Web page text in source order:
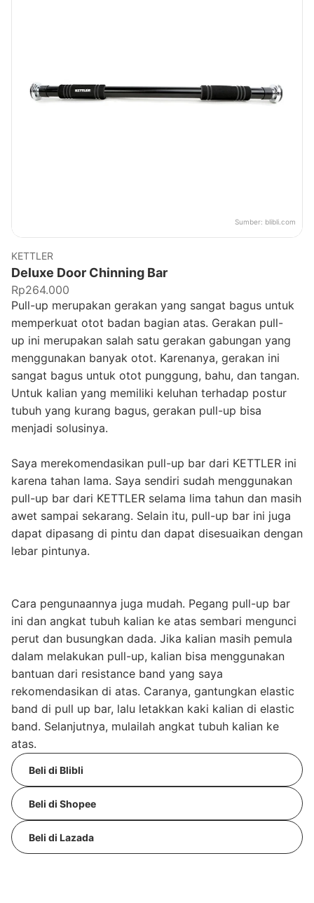
Sumber: blibli.com
KETTLER
Deluxe Door Chinning Bar
Rp264.000
Pull-up merupakan gerakan yang sangat bagus untuk
memperkuat otot badan bagian atas. Gerakan pull-
up ini merupakan salah satu gerakan gabungan yang
menggunakan banyak otot. Karenanya, gerakan ini
sangat bagus untuk otot punggung, bahu, dan tangan.
Untuk kalian yang memiliki keluhan terhadap postur
tubuh yang kurang bagus, gerakan pull-up bisa
menjadi solusinya.
Saya merekomendasikan pull-up bar dari KETTLER ini
karena tahan lama. Saya sendiri sudah menggunakan
pull-up bar dari KETTLER selama lima tahun dan masih
awet sampai sekarang. Selain itu, pull-up bar ini juga
dapat dipasang di pintu dan dapat disesuaikan dengan
lebar pintunya.
Cara pengunaannya juga mudah. Pegang pull-up bar
ini dan angkat tubuh kalian ke atas sembari mengunci
perut dan busungkan dada. Jika kalian masih pemula
dalam melakukan pull-up, kalian bisa menggunakan
bantuan dari resistance band yang saya
rekomendasikan di atas. Caranya, gantungkan elastic
band di pull up bar, lalu letakkan kaki kalian di elastic
band. Selanjutnya, mulailah angkat tubuh kalian ke
atas.
Beli di Blibli
Beli di Shopee
Beli di Lazada